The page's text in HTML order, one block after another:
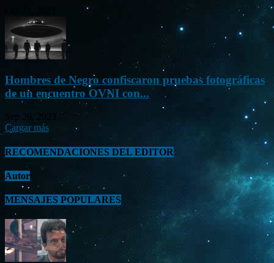
Hombres de Negro confiscaron pruebas fotográficas
de un encuentro OVNI con...
Sep 26, 2023
Cargar más
RECOMENDACIONES DEL EDITOR
Autor
MENSAJES POPULARES